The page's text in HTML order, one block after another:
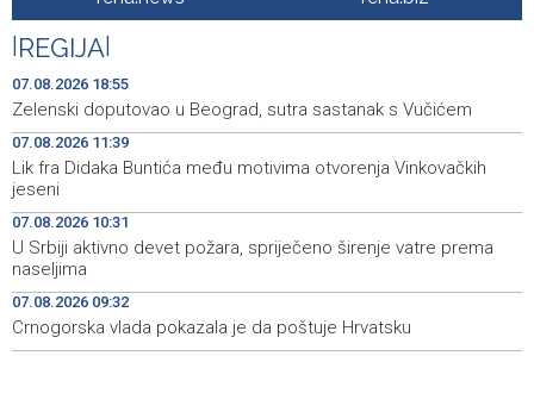
Galerija ULUPUBiH otvara novu izlagačku sezonu,
predstavlja novi izlagački program
19:44 Faris Dževahirić novi nogometaš Veleža
Announcement of events for Saturday, 8 August 2026
19:10
Rudari Milanovića ubijedili da ode kući, Memčić se već
ponovo vratio u jamu 'Raspotočje'
19:03
Sarajevo Film Festival presents Kinoscope and
Kinoscope Surreal programs
19:00 Najave događaja za 8. 8. 2026. godine (subota)
REGIJA
07.08.2026 18:55
Zelenski doputovao u Beograd, sutra sastanak s Vučićem
07.08.2026 11:39
Lik fra Didaka Buntića među motivima otvorenja Vinkovačkih
jeseni
07.08.2026 10:31
U Srbiji aktivno devet požara, spriječeno širenje vatre prema
naseljima
07.08.2026 09:32
Crnogorska vlada pokazala je da poštuje Hrvatsku